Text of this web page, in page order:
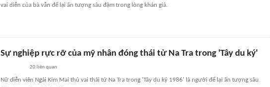
vai diễn của bà vẫn để lại ấn tượng sâu đậm trong lòng khán giả.
Sự nghiệp rực rỡ của mỹ nhân đóng thái tử Na Tra trong 'Tây du ký'
20liên quan
Nữ diễn viên Ngải Kim Mai thủ vai thái tử Na Tra trong 'Tây du ký 1986' là người để lại ấn tượng sâu